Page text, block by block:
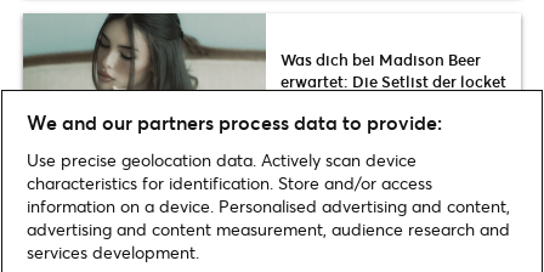
Was dich bei Madison Beer
erwartet: Die Setlist der locket
Home Musik
Peter Gabriel kommt im Frühling 2023 mit seiner Europa-
Tour für fünf Konzerte nach Deutschland | Presale- & Ticket-Infos
We and our partners process data to provide:
Use precise geolocation data. Actively scan device
characteristics for identification. Store and/or access
information on a device. Personalised advertising and content,
advertising and content measurement, audience research and
services development.